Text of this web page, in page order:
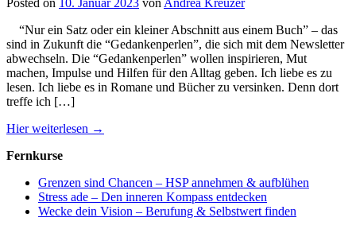
Posted on 10. Januar 2023 von Andrea Kreuzer
“Nur ein Satz oder ein kleiner Abschnitt aus einem Buch” – das
sind in Zukunft die “Gedankenperlen”, die sich mit dem Newsletter
abwechseln. Die “Gedankenperlen” wollen inspirieren, Mut
machen, Impulse und Hilfen für den Alltag geben. Ich liebe es zu
lesen. Ich liebe es in Romane und Bücher zu versinken. Denn dort
treffe ich […]
Hier weiterlesen →
Fernkurse
Grenzen sind Chancen – HSP annehmen & aufblühen
Stress ade – Den inneren Kompass entdecken
Wecke dein Vision – Berufung & Selbstwert finden